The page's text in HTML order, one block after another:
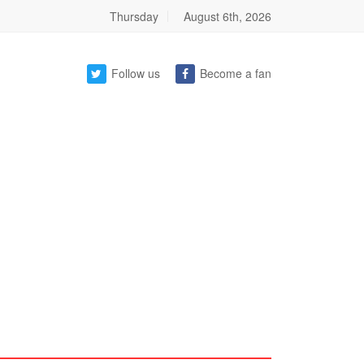
Thursday August 6th, 2026
Follow us Become a fan